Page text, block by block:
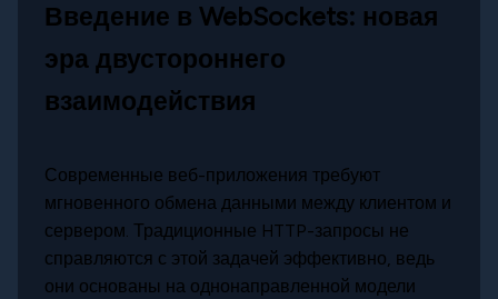
Введение в WebSockets: новая
эра двустороннего
взаимодействия
Современные веб-приложения требуют
мгновенного обмена данными между клиентом и
сервером. Традиционные HTTP-запросы не
справляются с этой задачей эффективно, ведь
они основаны на однонаправленной модели